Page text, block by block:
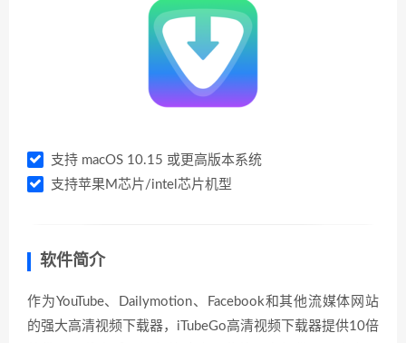
支持 macOS 10.15 或更高版本系统
支持苹果M芯片/intel芯片机型
软件简介
作为YouTube、Dailymotion、Facebook和其他流媒体网站
的强大高清视频下载器，iTubeGo高清视频下载器提供10倍